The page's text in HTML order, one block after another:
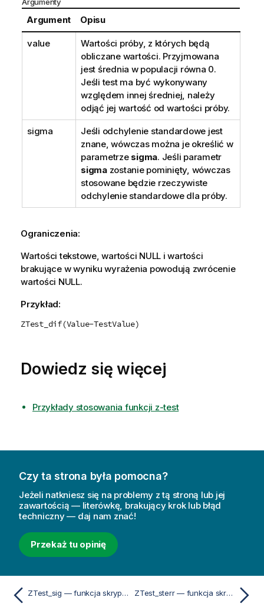
Argument Opisu
value
Wartości próby, z których będą
obliczane wartości. Przyjmowana
jest średnia w populacji równa 0.
Jeśli test ma być wykonywany
względem innej średniej, należy
odjąć jej wartość od wartości próby.
sigma
Jeśli odchylenie standardowe jest
znane, wówczas można je określić w
parametrze sigma. Jeśli parametr
sigmazostanie pominięty, wówczas
stosowane będzie rzeczywiste
odchylenie standardowe dla próby.
Ograniczenia:
Wartości tekstowe, wartości NULL i wartości
brakujące w wyniku wyrażenia powodują zwrócenie
wartości NULL.
Przykład:
ZTest_dif(Value-TestValue)
Dowiedz się więcej
Przykłady stosowania funkcji z-test
Czy ta strona była pomocna?
Jeżeli natkniesz się na problemy z tą stroną lub jej
zawartością — literówkę, brakujący krok lub błąd
techniczny — daj nam znać!
Przekaż tu opinię
ZTest_sig — funkcja skryptu i funkcja wykresu ZTest_sterr — funkcja skryptu i funkcja wykresu